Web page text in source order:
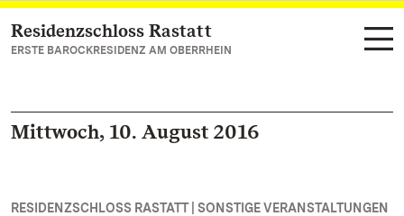
Zum Hauptinhalt springen
Residenzschloss Rastatt
ERSTE BAROCKRESIDENZ AM OBERRHEIN
Mittwoch, 10. August 2016
RESIDENZSCHLOSS RASTATT | SONSTIGE VERANSTALTUNGEN